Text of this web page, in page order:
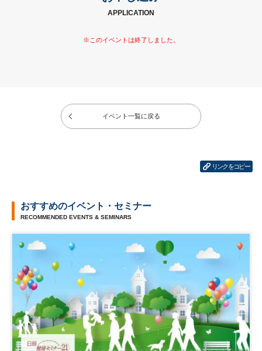
APPLICATION
イベント一覧に戻る
リンクをコピー
おすすめのイベント・セミナー
RECOMMENDED EVENTS & SEMINARS